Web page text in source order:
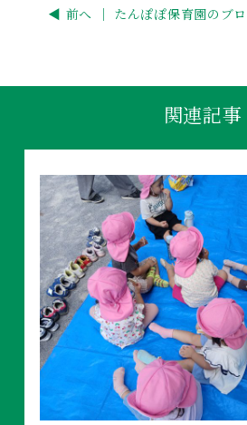
◀ 前へ ｜ たんぽぽ保育園のブ
関連記事